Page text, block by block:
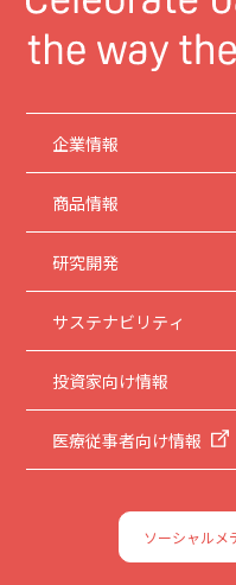
企業情報
商品情報
研究開発
サステナビリティ
投資家向け情報
医療従事者向け情報
ソーシャルメ